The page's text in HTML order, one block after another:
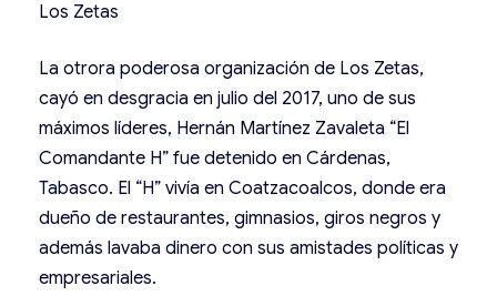
Los Zetas
La otrora poderosa organización de Los Zetas,
cayó en desgracia en julio del 2017, uno de sus
máximos líderes, Hernán Martínez Zavaleta “El
Comandante H” fue detenido en Cárdenas,
Tabasco. El “H” vivía en Coatzacoalcos, donde era
dueño de restaurantes, gimnasios, giros negros y
además lavaba dinero con sus amistades políticas y
empresariales.